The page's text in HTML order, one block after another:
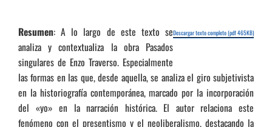
Descargar texto completo (pdf 465KB)
Resumen: A lo largo de este texto se
analiza y contextualiza la obra Pasados
singulares de Enzo Traverso. Especialmente
las formas en las que, desde aquella, se analiza el giro subjetivista
en la historiografía contemporánea, marcado por la incorporación
del «yo» en la narración histórica. El autor relaciona este
fenómeno con el presentismo y el neoliberalismo, destacando la